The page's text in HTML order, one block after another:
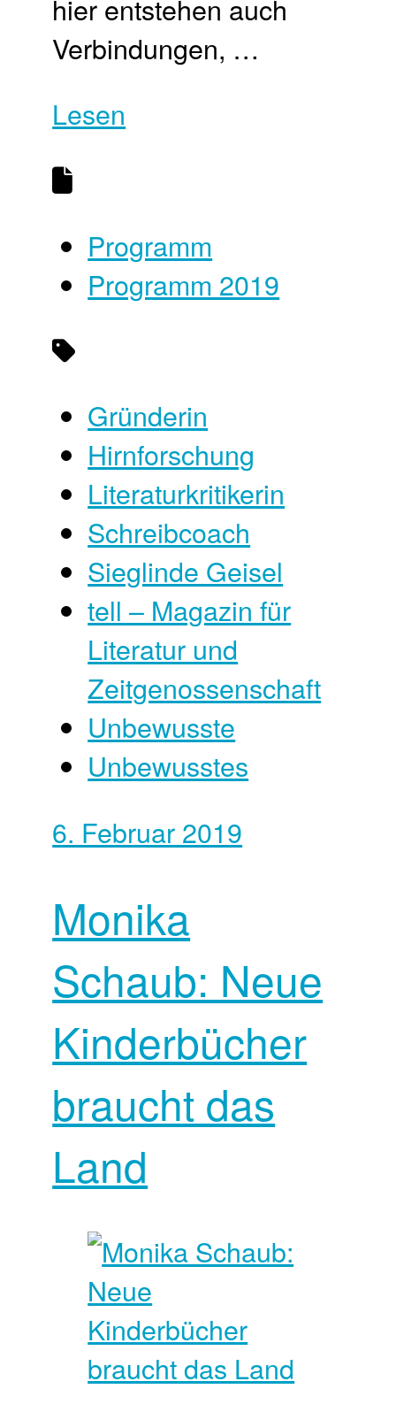
hier entstehen auch
Verbindungen, …
Lesen
Programm
Programm 2019
Gründerin
Hirnforschung
Literaturkritikerin
Schreibcoach
Sieglinde Geisel
tell – Magazin für
Literatur und
Zeitgenossenschaft
Unbewusste
Unbewusstes
6. Februar 2019
Monika
Schaub: Neue
Kinderbücher
braucht das
Land